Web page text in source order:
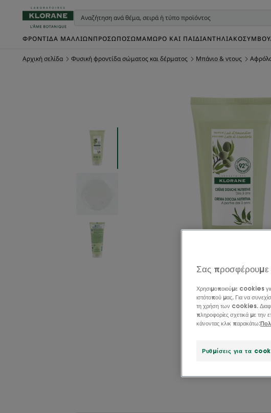
ΦΡΟΝΤΊΔΑ ΜΑΛΛΙΏΝΠΡΌΣΩΠΟΣΏΜΑΜΩΡΌ ΚΑΙ ΠΑΙΔΊΑΝΤΗΛΙΑΚΌ
Αρχική σελίδα Φυσική φροντίδα σώματος και δέρματος Μπάνιο & ντους
Σας προσφέρουμε
Χρησιμοποιούμε cookies για
ιστότοπού μας. Για να
τη χρήση των cookies.
πληροφορίες σχετικά με
κάνοντας κλικ παρακάτω:
Ρυθμίσεις για τα